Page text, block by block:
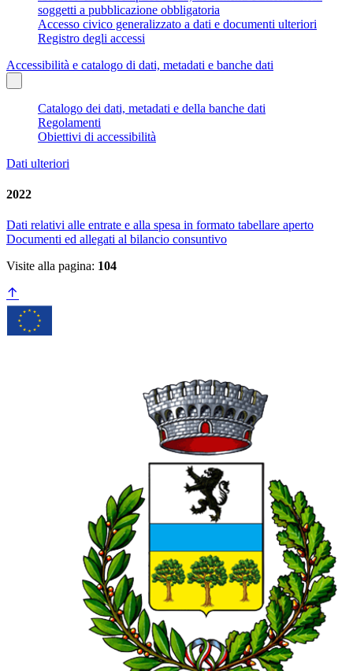
soggetti a pubblicazione obbligatoria
Accesso civico generalizzato a dati e documenti ulteriori
Registro degli accessi
Accessibilità e catalogo di dati, metadati e banche dati
Catalogo dei dati, metadati e della banche dati
Regolamenti
Obiettivi di accessibilità
Dati ulteriori
2022
Dati relativi alle entrate e alla spesa in formato tabellare aperto
Documenti ed allegati al bilancio consuntivo
Visite alla pagina: 104